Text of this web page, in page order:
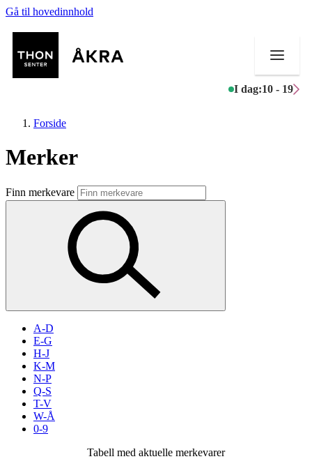
Gå til hovedinnhold
I dag:10 - 19
Butikker
Mat og drikke
Aktiviteter
Merker
Inspirasjon
Søk
Forside
Merker
Finn merkevare
A-D
E-G
H-J
K-M
N-P
Q-S
T-V
W-Å
0-9
Tabell med aktuelle merkevarer